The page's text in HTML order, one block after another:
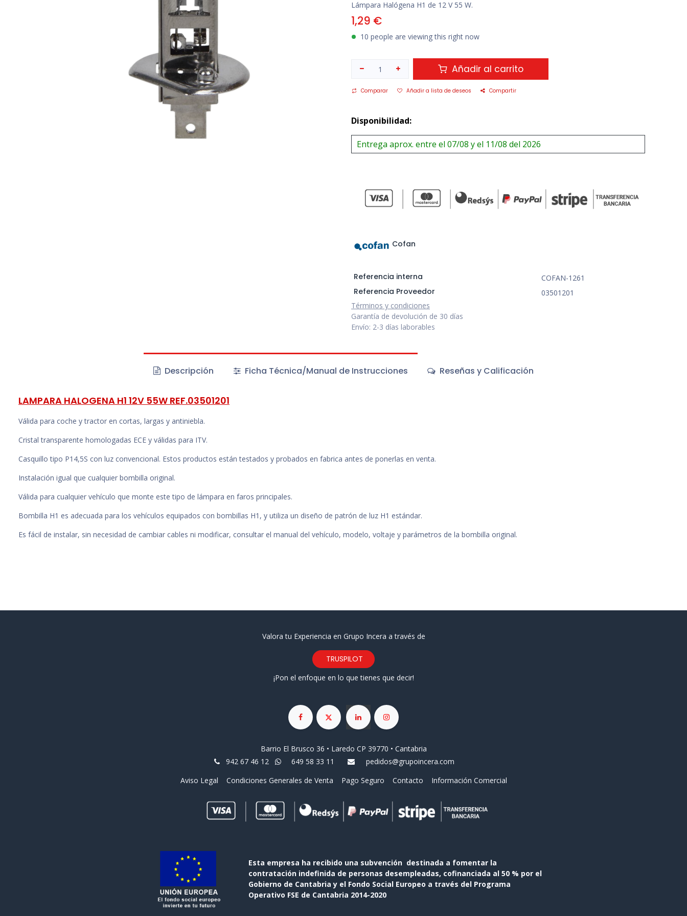
Lámpara Halógena H1 de 12 V 55 W.
1,29 €
10 people are viewing this right now
Añadir al carrito
Comparar Añadir a lista de deseos Compartir
Disponibilidad:
Entrega aprox. entre el 07/08 y el 11/08 del 2026
Cofan
Referencia interna COFAN-1261
Referencia Proveedor
03501201
Términos y condiciones
Garantía de devolución de 30 días
Envío: 2-3 días laborables
Descripción Ficha Técnica/Manual de Instrucciones Reseñas y Calificación
LAMPARA HALOGENA H1 12V 55W REF.03501201
Válida para coche y tractor en cortas, largas y antiniebla.
Cristal transparente homologadas ECE y válidas para ITV.
Casquillo tipo P14,5S con luz convencional. Estos productos están testados y probados en fabrica antes de ponerlas en venta.
Instalación igual que cualquier bombilla original.
Válida para cualquier vehículo que monte este tipo de lámpara en faros principales.
Bombilla H1 es adecuada para los vehículos equipados con bombillas H1, y utiliza un diseño de patrón de luz H1 estándar.
Es fácil de instalar, sin necesidad de cambiar cables ni modificar, consultar el manual del vehículo, modelo, voltaje y parámetros de la bombilla original.
Valora tu Experiencia en Grupo Incera a través de
TRUSPILOT
¡Pon el enfoque en lo que tienes que decir!
Barrio El Brusco 36 • Laredo CP 39770 • Cantabria
942 67 46 12
649 58 33 11
pedidos@grupoincera.com
Aviso Legal
Condiciones Generales de Venta Pago Seguro Contacto Información Comercial
Esta empresa ha recibido una subvención destinada a fomentar la
contratación indefinida de personas desempleadas, cofinanciada al 50 % por el
Gobierno de Cantabria y el Fondo Social Europeo a través del Programa
Operativo FSE de Cantabria 2014-2020